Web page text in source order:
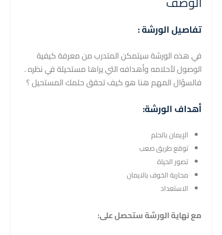
تفاصيل الورشة :
في هذه الورشة سيتمكن المتدرب من معرفة كيفية
الوصول لأحلامه وأهدافه التي يراها مستحيلة في نظره .
فالسؤال المهم هنا هو كيف تحقق حلمك المستحيل ؟
أهداف الورشة:
الإيمان بالحلم
توقع طريق صعب
تصور الحياة
محاربة الخوف بالايمان
الاستعداد
مع نهاية الورشة ستحصل على: